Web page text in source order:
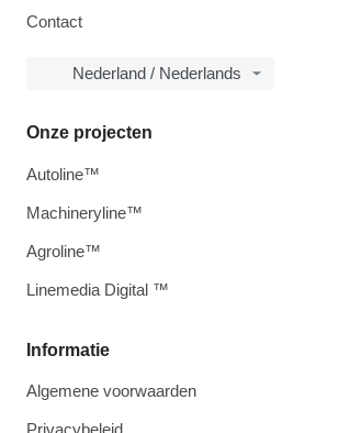
Contact
Nederland / Nederlands
Informatie
Algemene voorwaarden
Privacybeleid
Onze projecten
Autoline™
Machineryline™
Agroline™
Linemedia Digital ™